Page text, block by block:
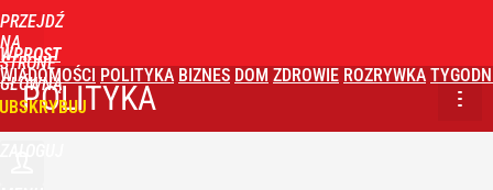
PRZEJDŹ
NA
STRONĘ
GŁÓWNĄ
WPROST
WIADOMOŚCI POLITYKA BIZNES DOM ZDROWIE ROZRYWKA
POLITYKA